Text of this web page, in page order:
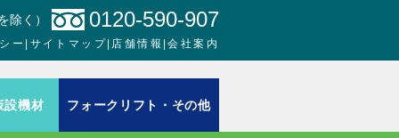
除く） 0120-590-907
ー サイトマップ 店舗情報 |会社案内
設機材 フォークリフト・その他